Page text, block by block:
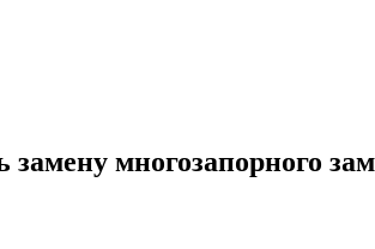
замену многозапорного